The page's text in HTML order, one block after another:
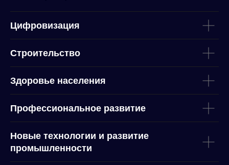
Цифровизация
Строительство
Здоровье населения
Профессиональное развитие
Новые технологии и развитие
промышленности